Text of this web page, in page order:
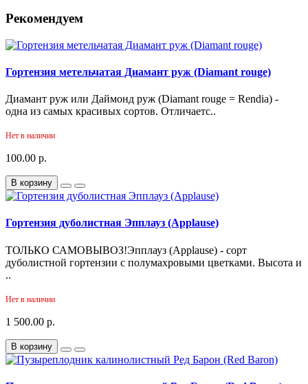
Рекомендуем
Гортензия метельчатая Диамант руж (Diamant rouge)
Диамант руж или Даймонд руж (Diamant rouge = Rendia) -
одна из самых красивых сортов. Отличаетс..
Нет в наличии
100.00 р.
В корзину
Гортензия дуболистная Эпплауз (Applause)
ТОЛЬКО САМОВЫВОЗ!Эпплауз (Applause) - сорт
дуболистной гортензии с полумахровыми цветками. Высота и
..
Нет в наличии
1 500.00 р.
В корзину